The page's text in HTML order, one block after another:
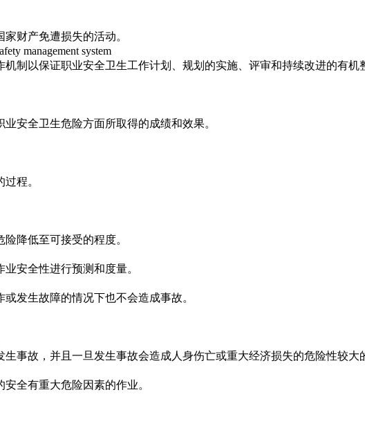
财产免遭损失的活动。
management system
制以保证职业安全卫生工作计划、规划的实施、评审和持续改进的有机
安全卫生危险方面所取得的成绩和效果。
程。
降低至可接受的程度。
安全性进行预测和度量。
发生故障的情况下也不会造成事故。
事故，并且一旦发生事故会造成人身伤亡或重大经济损失的危险性较大
全有重大危险因素的作业。